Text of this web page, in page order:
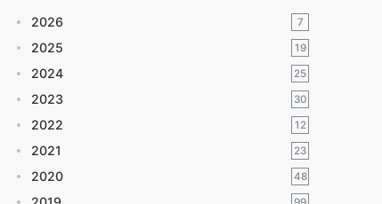
2026 7
2025 19
2024 25
2023 30
2022 12
2021 23
2020 48